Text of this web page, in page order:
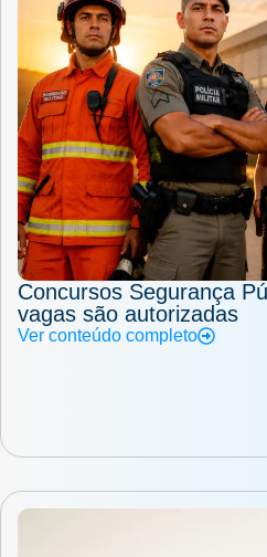
Concursos Segurança
vagas são autorizadas
Ver conteúdo completo